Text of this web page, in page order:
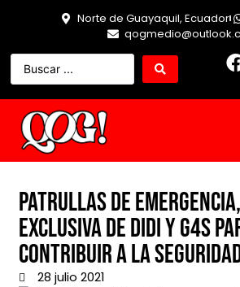
Norte de Guayaquil, Ecuador
Patrullas de
exclusiva de DiDi y G4S
contribuir a la
28 julio 2021